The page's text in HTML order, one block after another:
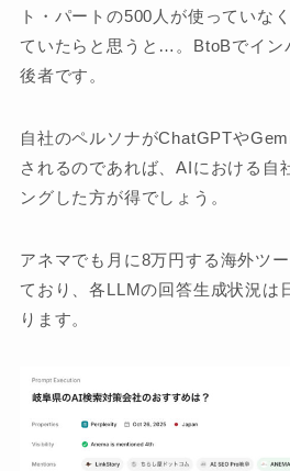
ト・パートの500人が使っていな
ていたらと思うと…。BtoBでイン
後者です。
自社のペルソナがChatGPTや
されるのであれば、AIにおける自
ングした方が得でしょう。
アネマでも月に8万円する海外ツ
ており、各LLMの回答生成状況は
ります。